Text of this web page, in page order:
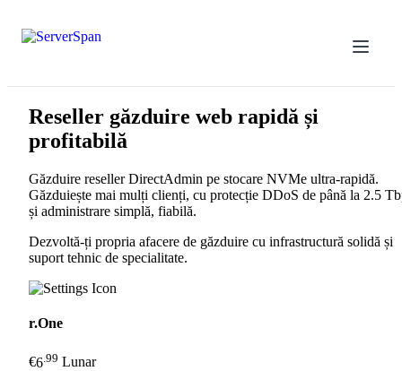
Reseller găzduire web rapidă și
profitabilă
Găzduire reseller DirectAdmin pe stocare NVMe ultra-rapidă.
Găzduiește mai mulți clienți, cu protecție DDoS de până la 2.5
și administrare simplă, fiabilă.
Dezvoltă-ți propria afacere de găzduire cu infrastructură solidă și
suport tehnic de specialitate.
r.One
€6 .99 Lunar